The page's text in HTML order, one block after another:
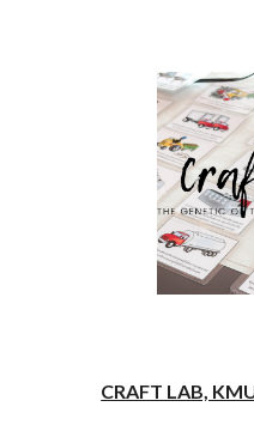
CRAFT LAB,